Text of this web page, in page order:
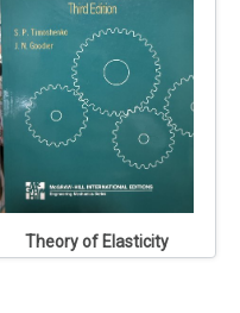
Theory of Elasticity